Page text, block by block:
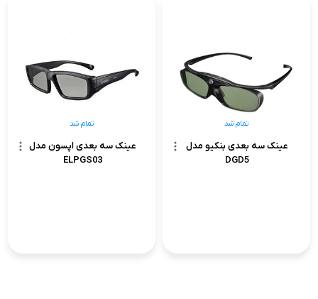
عینک سه بعدی بنکیو مدل
DGD5
تمام شد
عینک سه بعدی اپسون مدل
ELPGS03
تمام شد